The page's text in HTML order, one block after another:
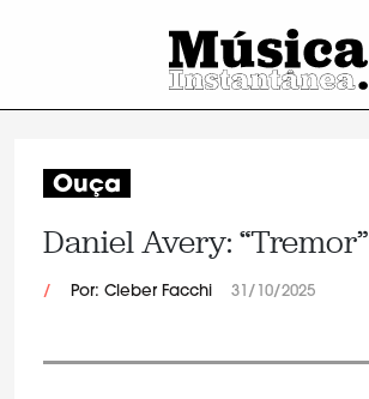
Ouça
Daniel Avery: “Tremor”
/ Por: Cleber Facchi 31/10/2025